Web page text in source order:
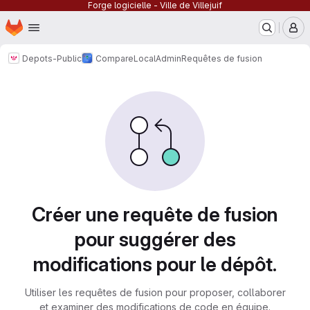
Forge logicielle - Ville de Villejuif
Passer au contenu principal
Page d'accueil
Depots-Public CompareLocalAdminRequêtes de fusion
Créer une requête de fusion
pour suggérer des
modifications pour le dépôt.
Utiliser les requêtes de fusion pour proposer, collaborer
et examiner des modifications de code en équipe.